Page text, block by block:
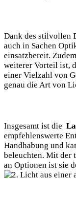
Dank des stilvollen
auch in Sachen
einsatzbereit.
weiterer ⁤Vorteil ist,
einer Vielzahl von
genau die Art von
Insgesamt ist die ‍
empfehlenswerte
Handhabung ‌und
⁣beleuchten. Mit der
an Optionen ist sie